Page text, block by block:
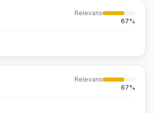
Relevans
67%
Relevans
67%